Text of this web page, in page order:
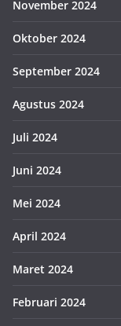
November 2024
Oktober 2024
September 2024
Agustus 2024
Juli 2024
Juni 2024
Mei 2024
April 2024
Maret 2024
Februari 2024